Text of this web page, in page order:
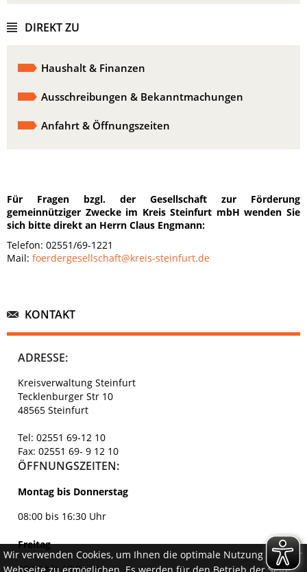
DIREKT ZU
Haushalt & Finanzen
Ausschreibungen & Bekanntmachungen
Anfahrt & Öffnungszeiten
Für Fragen bzgl. der Gesellschaft zur Förderung
gemeinnütziger Zwecke im Kreis Steinfurt mbH wenden Sie
sich bitte direkt an Herrn Claus Engmann:
Telefon: 02551/69-1221
Mail: foerdergesellschaft@kreis-steinfurt.de
KONTAKT
ADRESSE:
Kreisverwaltung Steinfurt
Tecklenburger Str 10
48565 Steinfurt
Tel: 02551 69-12 10
Fax: 02551 69- 9 12 10
ÖFFNUNGSZEITEN:
Montag bis Donnerstag
08:00 bis 16:30 Uhr
Freitag
08:00 bis 13:00 Uhr
Wir verwenden Cookies, um Ihnen die optimale Nutzung unserer